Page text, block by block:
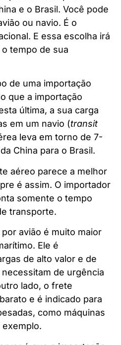
e o Brasil. Você pode
ou navio. É o
E essa escolha irá
tempo de sua
de uma importação
que a importação
última, a sua carga
em um navio (transit
leva em torno de 7-
China para o Brasil.
aéreo parece a melhor
é assim. O importador
somente o tempo
transporte.
avião é muito maior
Ele é
de alto valor e de
de urgência
lado, o frete
e é indicado para
como máquinas